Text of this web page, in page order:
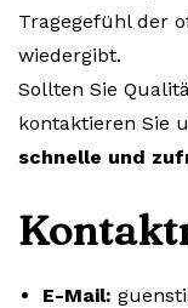
Tragegefühl der
wiedergibt.
Sollten Sie
kontaktieren Sie
schnelle und
E-Mail: